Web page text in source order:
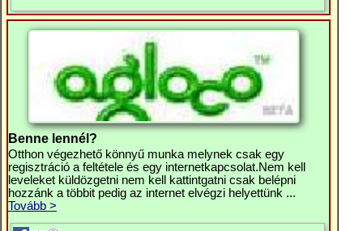
Benne lennél?
Otthon végezhető könnyű munka melynek csak egy
regisztráció a feltétele és egy internetkapcsolat.Nem kell
leveleket küldözgetni nem kell kattintgatni csak belépni
hozzánk a többit pedig az internet elvégzi helyettünk ...
Tovább >